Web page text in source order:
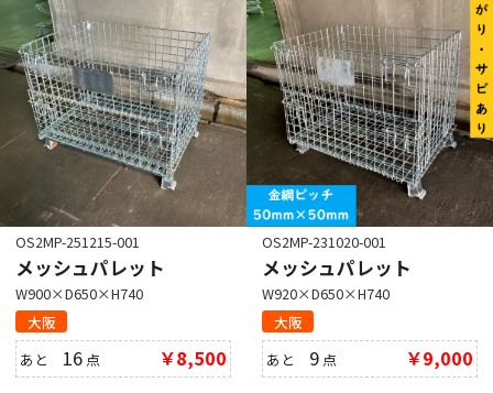
OS2MP-251215-001
メッシュパレット
W900×D650×H740
大阪
あと 16 点 ￥8,500
OS2MP-231020-001
メッシュパレット
W920×D650×H740
大阪
あと 9 点 ￥9,000